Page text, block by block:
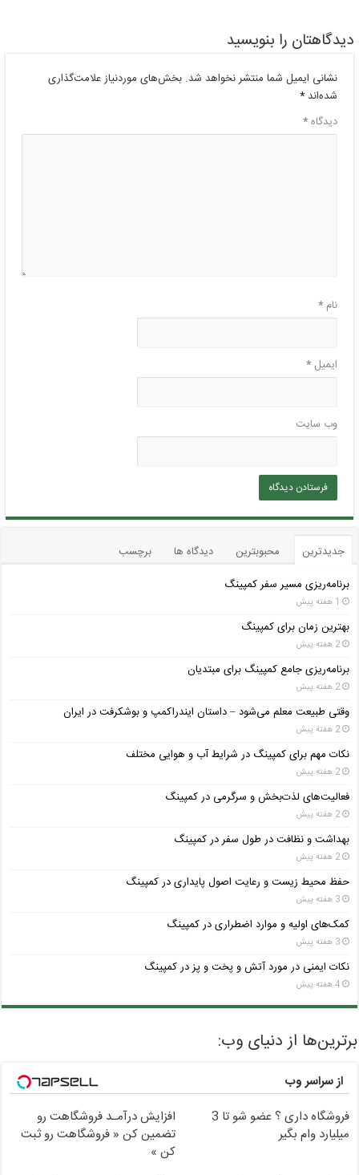
دیدگاهتان را بنویسید
نشانی ایمیل شما منتشر نخواهد شد. بخش‌های موردنیاز علامت‌گذاری
شده‌اند*
دیدگاه*
نام*
ایمیل*
وب‌ سایت
جدیدترین محبوبترین دیدگاه ها
برچسب
برنامه‌ریزی مسیر سفر کمپینگ
1 هفته پیش
بهترین زمان برای کمپینگ
2 هفته پیش
برنامه‌ریزی جامع کمپینگ برای مبتدیان
2 هفته پیش
وقتی طبیعت معلم می‌شود – داستان ایندراکمپ و بوشکرفت در ایران
2 هفته پیش
نکات مهم برای کمپینگ در شرایط آب و هوایی مختلف
2 هفته پیش
فعالیت‌های لذت‌بخش و سرگرمی در کمپینگ
2 هفته پیش
بهداشت و نظافت در طول سفر در کمپینگ
2 هفته پیش
حفظ محیط زیست و رعایت اصول پایداری در کمپینگ
3 هفته پیش
کمک‌های اولیه و موارد اضطراری در کمپینگ
3 هفته پیش
نکات ایمنی در مورد آتش و پخت و پز در کمپینگ
4 هفته پیش
برترین‌ها از دنیای وب:
از سراسر وب
فروشگاه داری ؟ عضو شو تا 3
میلیارد وام بگیر
افزایش درآمـد فروشگاهت رو
تضمین کن « فروشگاهت رو ثبت
کن »